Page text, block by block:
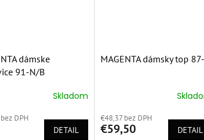
dámske
91-N/B
Skladom
DPH
DETAIL
MAGENTA dámsky top
produktu
je
€48,37 bez DPH
€59,50 DETAIL